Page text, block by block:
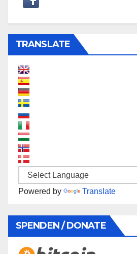
TRANSLATE
Powered by Translate
SPENDEN / DONATE